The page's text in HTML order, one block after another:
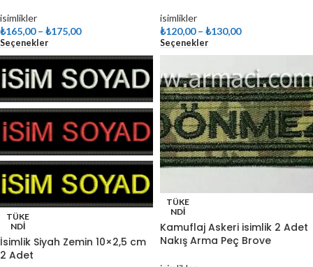
isimlikler
₺165,00 – ₺175,00
Seçenekler
isimlikler
₺120,00 – ₺130,00
Seçenekler
TÜKE
NDI
İsimlik Siyah Zemin 10×2,5 cm
2 Adet
TÜKE
NDI
Kamuflaj Askeri isimlik 2 Adet
Nakış Arma Peç Brove